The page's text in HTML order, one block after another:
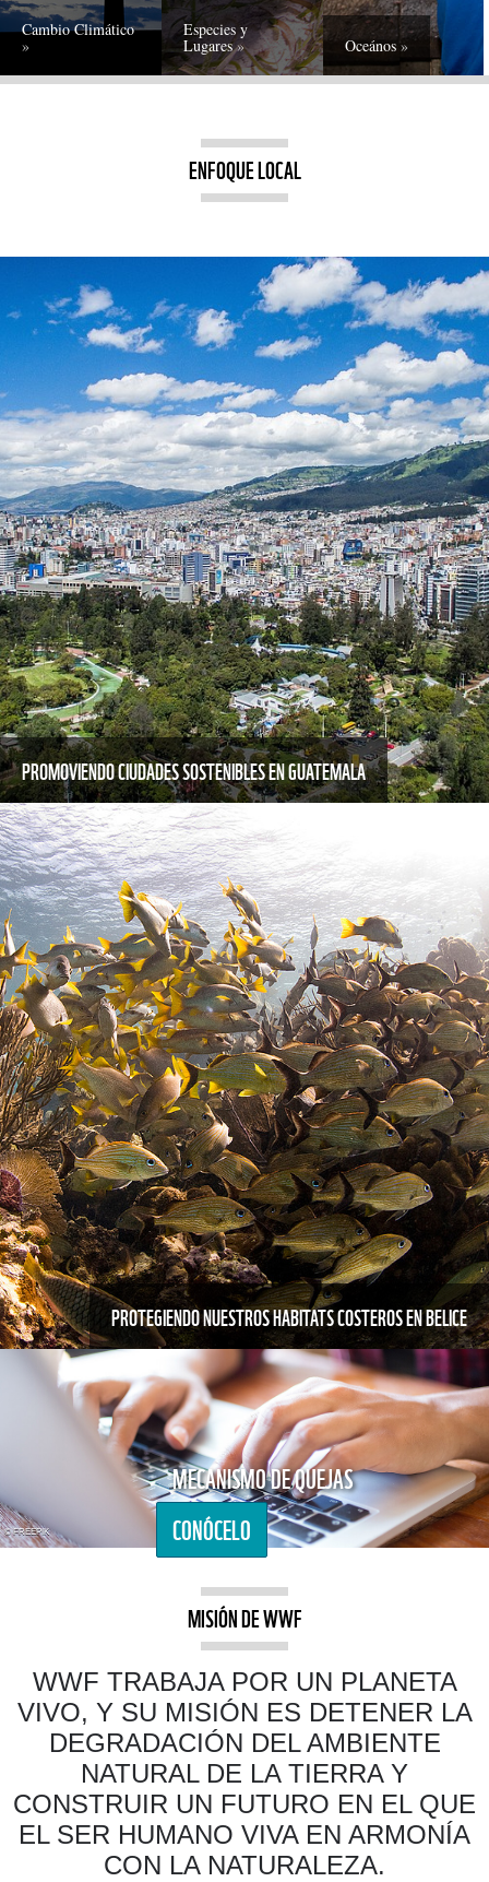
Cambio Climático Especies y
Lugares Oceános
ENFOQUE LOCAL
PROMOVIENDO CIUDADES SOSTENIBLES EN GUATEMALA
PROTEGIENDO NUESTROS HABITATS COSTEROS EN BELICE
MECANISMO DE QUEJAS
CONÓCELO
© FREEPIK
MISIÓN DE WWF
WWF TRABAJA POR UN PLANETA
VIVO, Y SU MISIÓN ES DETENER LA
DEGRADACIÓN DEL AMBIENTE
NATURAL DE LA TIERRA Y
CONSTRUIR UN FUTURO EN EL QUE
EL SER HUMANO VIVA EN ARMONÍA
CON LA NATURALEZA.